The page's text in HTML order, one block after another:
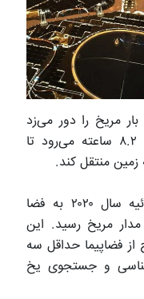
۴۸ ساعت یک بار مریخ را دور می‌زد
اکنون به مداری پایین‌تر با دوره‌ی ۸.۲ ساعته می‌رود تا
زمین منتقل کند.
ماموریت تیان‌ون-۱ در تاریخ ۲۳ ژوئیه سال ۲۰۲۰ به فضا
۱۰ فوریه به مدار مریخ رسید. این
خروج از فضاپیما حداقل سه
و جستجوی یخ